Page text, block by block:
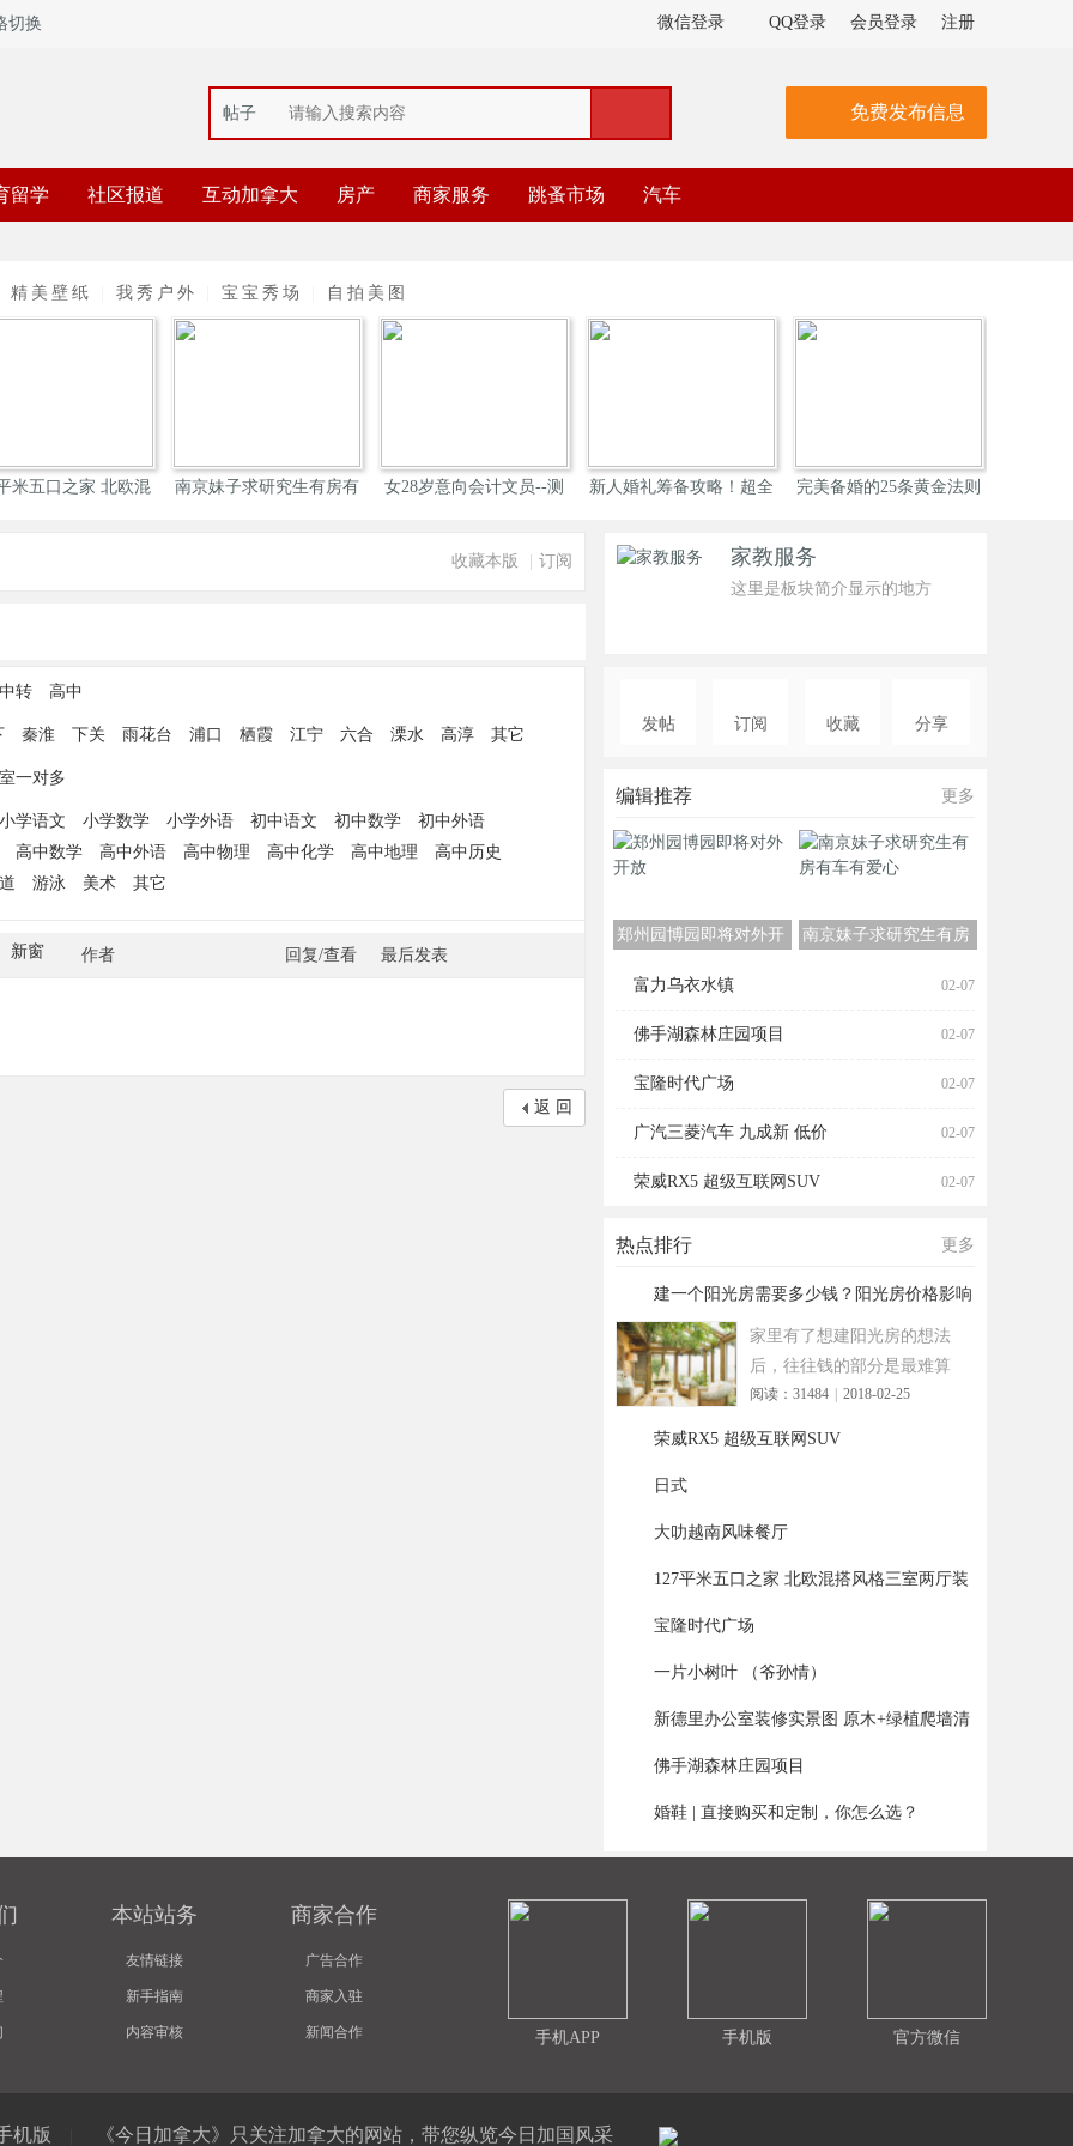
微信登录 QQ登录 会员登录 注册
切换
帖子 免费发布信息
留学 社区报道 互动加拿大 房产 商家服务 跳蚤市场 汽车
精美壁纸 我秀户外 宝宝秀场 自拍美图
米五口之家 北欧混
南京妹子求研究生有房有
女28岁意向会计文员--测
新人婚礼筹备攻略！超全
完美备婚的25条黄金法则
收藏本版 订阅
中转 高中
秦淮 下关 雨花台 浦口 栖霞 江宁 六合 溧水 高淳 其它
一对多
小学语文 小学数学 小学外语 初中语文 初中数学
初中外语
高中数学
高中外语 高中物理 高中化学 高中地理
高中历史
游泳 美术 其它
新窗 作者 回复/查看 最后发表
返 回
家教服务
这里是板块简介显示的地方
发帖 订阅 收藏 分享
编辑推荐 更多
郑州园博园即将对外开
南京妹子求研究生有房
富力乌衣水镇
02-07
佛手湖森林庄园项目 02-07
宝隆时代广场 02-07
广汽三菱汽车 九成新 低价 02-07
荣威RX5 超级互联网SUV 02-07
热点排行 更多
建一个阳光房需要多少钱？阳光房价格影响
因
家里有了想建阳光房的想法
后，往往钱的部分是最难算
的。阳光房报价范围太跳
脱，几百
阅读：31484 2018-02-25
荣威RX5 超级互联网SUV
日式
大叻越南风味餐厅
127平米五口之家 北欧混搭风格三室两厅装
宝隆时代广场
一片小树叶 （爷孙情）
新德里办公室装修实景图 原木+绿植爬墙清
佛手湖森林庄园项目
婚鞋 | 直接购买和定制，你怎么选？
本站站务
友情链接
新手指南
内容审核
商家合作
广告合作
商家入驻
新闻合作 官方微信
手机版
手机APP
机版 《今日加拿大》只关注加拿大的网站，带您纵览今日加国风采